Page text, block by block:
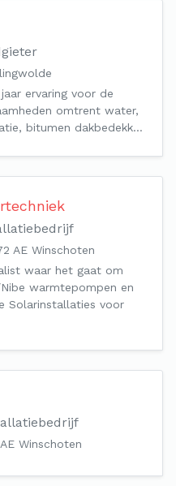
ervaring voor de
omtrent water,
bitumen dakbedekk…
AE Winschoten
waar het gaat om
warmtepompen en
Solarinstallaties voor
Winschoten